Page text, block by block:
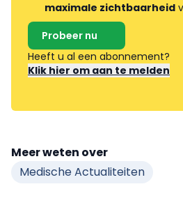
maximale zichtbaarheid
Probeer nu
Heeft u al een abonnement?
Klik hier om aan te melden
Meer weten over
Medische Actualiteiten